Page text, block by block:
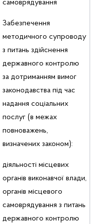
самоврядування
Забезпечення
методичного супроводу
з питань здійснення
державного контролю
за дотриманням вимог
законодавства під час
надання соціальних
послуг (в межах
повноважень,
визначених законом):
діяльності місцевих
органів виконавчої влади,
органів місцевого
самоврядування з питань
державного контролю